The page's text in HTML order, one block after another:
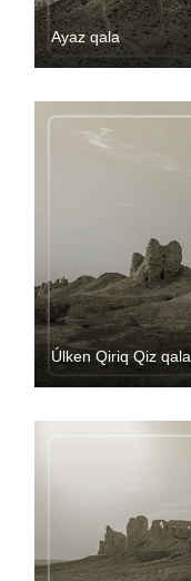
Ayaz qala
Úlken Qiriq Qiz qala